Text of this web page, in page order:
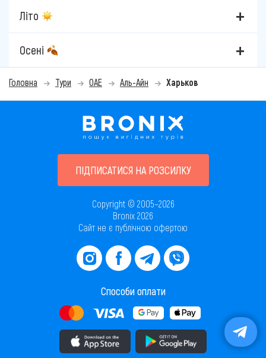
Літо
Осені
Головна Тури ОАЕ Аль-Айн Харьков
ПІДПИСАТИСЯ НА РОЗСИЛКУ
Copyright © 2005–2026
Bronix 2026
Сайт не є публічною офертою
Способи оплати
Завантажити додаток в AppStore Завантажити додаток в PlayMarket